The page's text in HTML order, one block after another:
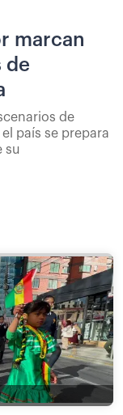
marcan
de
de
país se prepara
su